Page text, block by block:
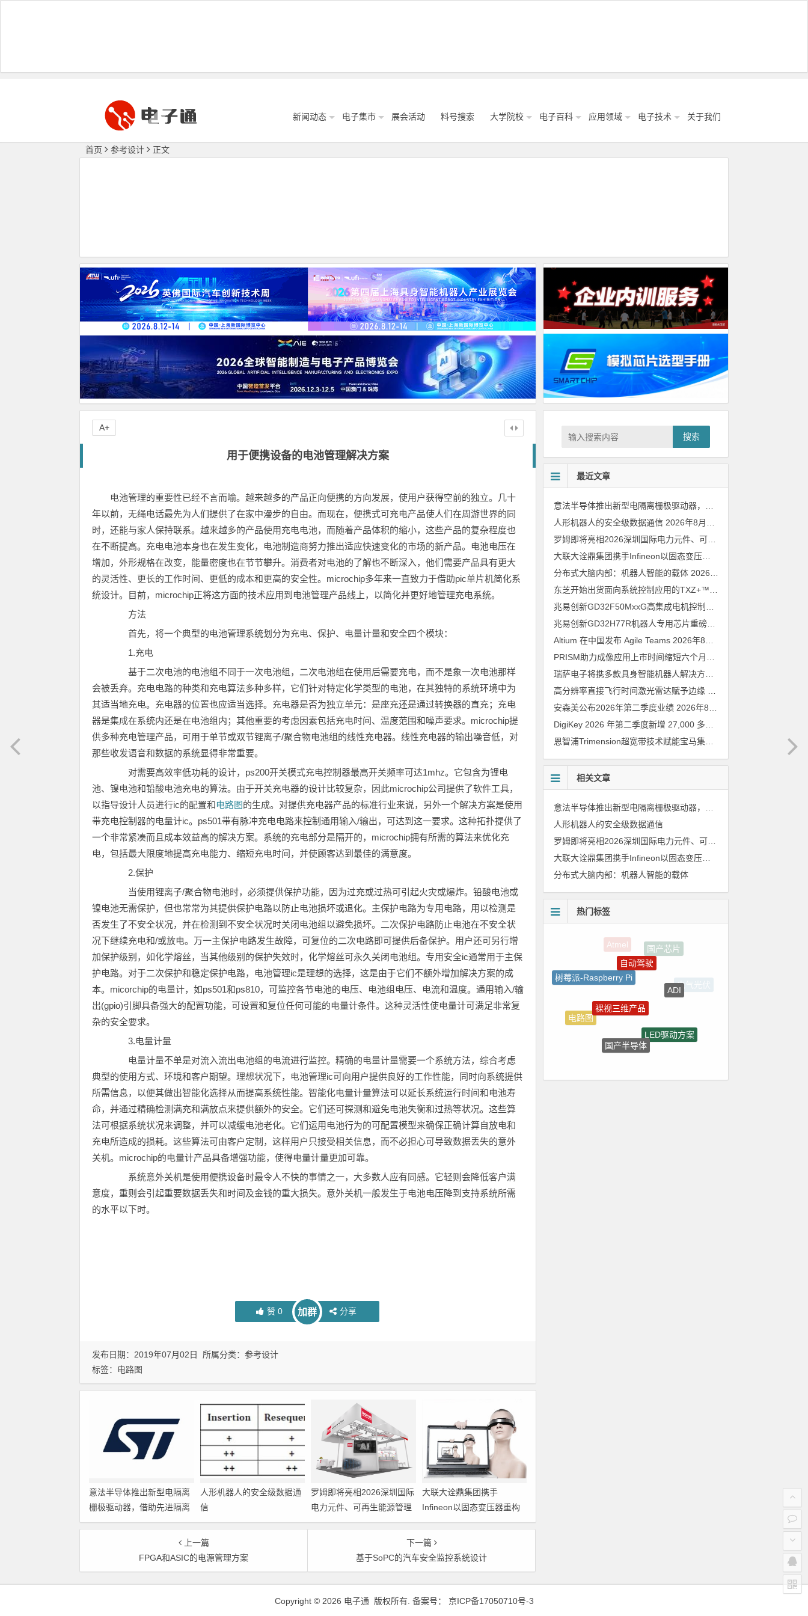
新闻动态 电子集市 展会活动 料号搜索 大学院校 电子百科 应用领域 电子技术 关于我们
首页 参考设计 正文
用于便携设备的电池管理解决方案
电池管理的重要性已经不言而喻。越来越多的产品正向便携的方向发展，使用户获得空前的独立。几十
年以前，无绳电话最先为人们提供了在家中漫步的自由。而现在，便携式可充电产品使人们在周游世界的同
时，还能与家人保持联系。越来越多的产品使用充电电池，而随着产品体积的缩小，这些产品的复杂程度也
在不断提高。充电电池本身也在发生变化，电池制造商努力推出适应快速变化的市场的新产品。电池电压在
增加，外形规格在改变，能量密度也在节节攀升。消费者对电池的了解也不断深入，他们需要产品具有更大
的灵活性、更长的工作时间、更低的成本和更高的安全性。microchip多年来一直致力于借助pic单片机简化系
统设计。目前，microchip正将这方面的技术应用到电池管理产品线上，以简化并更好地管理充电系统。
方法
首先，将一个典型的电池管理系统划分为充电、保护、电量计量和安全四个模块：
1.充电
基于二次电池的电池组不同于一次电池组，二次电池组在使用后需要充电，而不是象一次电池那样
会被丢弃。充电电路的种类和充电算法多种多样，它们针对特定化学类型的电池，在其独特的系统环境中为
其适当地充电。充电器的位置也应适当选择。充电器是否为独立单元：是座充还是通过转换器的直充；充电
器是集成在系统内还是在电池组内；其他重要的考虑因素包括充电时间、温度范围和噪声要求。microchip提
供多种充电管理产品，可用于单节或双节锂离子/聚合物电池组的线性充电器。线性充电器的输出噪音低，对
那些收发语音和数据的系统显得非常重要。
对需要高效率低功耗的设计，ps200开关模式充电控制器最高开关频率可达1mhz。它包含为锂电
池、镍电池和铅酸电池充电的算法。由于开关充电器的设计比较复杂，因此microchip公司提供了软件工具，
以指导设计人员进行ic的配置和电路图的生成。对提供充电器产品的标准行业来说，另外一个解决方案是使用
带充电控制器的电量计ic。ps501带有脉冲充电电路来控制通用输入/输出，可达到这一要求。这种拓扑提供了
一个非常紧凑而且成本效益高的解决方案。系统的充电部分是隔开的，microchip拥有所需的算法来优化充
电，包括最大限度地提高充电能力、缩短充电时间，并使顾客达到最佳的满意度。
2.保护
当使用锂离子/聚合物电池时，必须提供保护功能，因为过充或过热可引起火灾或爆炸。铅酸电池或
镍电池无需保护，但也常常为其提供保护电路以防止电池损坏或退化。主保护电路为专用电路，用以检测是
否发生了不安全状况，并在检测到不安全状况时关闭电池组以避免损坏。二次保护电路防止电池在不安全状
况下继续充电和/或放电。万一主保护电路发生故障，可复位的二次电路即可提供后备保护。用户还可另行增
加保护级别，如化学熔丝，当其他级别的保护失效时，化学熔丝可永久关闭电池组。专用安全ic通常用于主保
护电路。对于二次保护和稳定保护电路，电池管理ic是理想的选择，这是由于它们不额外增加解决方案的成
本。micorchip的电量计，如ps501和ps810，可监控各节电池的电压、电池组电压、电流和温度。通用输入/输
出(gpio)引脚具备强大的配置功能，可设置和复位任何可能的电量计条件。这种灵活性使电量计可满足非常复
杂的安全要求。
3.电量计量
电量计量不单是对流入流出电池组的电流进行监控。精确的电量计量需要一个系统方法，综合考虑
典型的使用方式、环境和客户期望。理想状况下，电池管理ic可向用户提供良好的工作性能，同时向系统提供
所需信息，以便其做出智能化选择从而提高系统性能。智能化电量计量算法可以延长系统运行时间和电池寿
命，并通过精确检测满充和满放点来提供额外的安全。它们还可探测和避免电池失衡和过热等状况。这些算
法可根据系统状况来调整，并可以减缓电池老化。它们运用电池行为的可配置模型来确保正确计算自放电和
充电所造成的损耗。这些算法可由客户定制，这样用户只接受相关信息，而不必担心可导致数据丢失的意外
关机。microchip的电量计产品具备增强功能，使得电量计量更加可靠。
系统意外关机是使用便携设备时最令人不快的事情之一，大多数人应有同感。它轻则会降低客户满
意度，重则会引起重要数据丢失和时间及金钱的重大损失。意外关机一般发生于电池电压降到支持系统所需
的水平以下时。
赞0 加群 分享
A+
发布日期：2019年07月02日 所属分类： 参考设计
标签： 电路图
意法半导体推出新型电隔离
栅极驱动器，借助先进隔离
技术简化电源设计
人形机器人的安全级数据通
信
罗姆即将亮相2026深圳国际
电力元件、可再生能源管理
展览会暨研讨会
大联大诠鼎集团携手
Infineon以固态变压器重构
配电效率新标杆
上一篇
FPGA和ASIC的电源管理方案
下一篇
基于SoPC的汽车安全监控系统设计
搜索
最近文章
人形机器人的安全级数据通信 2026年8月8日
罗姆即将亮相2026深圳国际电力元件、可再生能源管理展览会暨研讨会
大联大诠鼎集团携手Infineon以固态变压器重构配电效率新标杆
分布式大脑内部：机器人智能的载体 2026年8月6日
兆易创新GD32H77R机器人专用芯片重磅亮相，精准赋能伺服驱动与关节控制
Altium 在中国发布 Agile Teams 2026年8月6日
安森美公布2026年第二季度业绩 2026年8月6日
恩智浦Trimension超宽带技术赋能宝马集团Digital Key Plus及生命体存在检测功能
相关文章
人形机器人的安全级数据通信
罗姆即将亮相2026深圳国际电力元件、可再生能源管理展览会暨研讨会
大联大诠鼎集团携手Infineon以固态变压器重构配电效率新标杆
分布式大脑内部：机器人智能的载体
热门标签
homekit
强国之列
电路图
树莓派-Raspberry Pi
自动驾驶
国产半导体
Copyright © 2026 电子通 版权所有. 备案号： 京ICP备17050710号-3